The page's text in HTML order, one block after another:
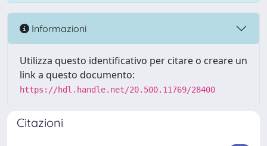
Informazioni
Utilizza questo identificativo per citare o creare un
link a questo documento:
https://hdl.handle.net/20.500.11769/28400
Citazioni